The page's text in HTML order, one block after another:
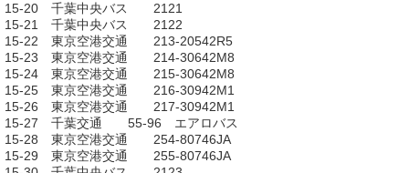
15-20 千葉中央バス 2121
15-21 千葉中央バス 2122
15-22 東京空港交通 213-20542R5
15-23 東京空港交通 214-30642M8
15-24 東京空港交通 215-30642M8
15-25 東京空港交通 216-30942M1
15-26 東京空港交通 217-30942M1
15-27 千葉交通 55-96 エアロバス
15-28 東京空港交通 254-80746JA
15-29 東京空港交通 255-80746JA